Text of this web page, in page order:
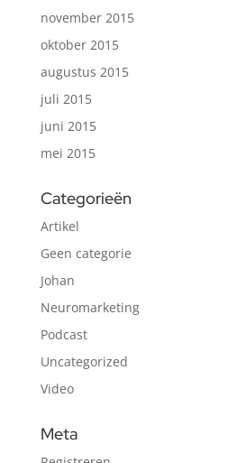
november 2015
oktober 2015
augustus 2015
juli 2015
juni 2015
mei 2015
Categorieën
Artikel
Geen categorie
Johan
Neuromarketing
Podcast
Uncategorized
Video
Meta